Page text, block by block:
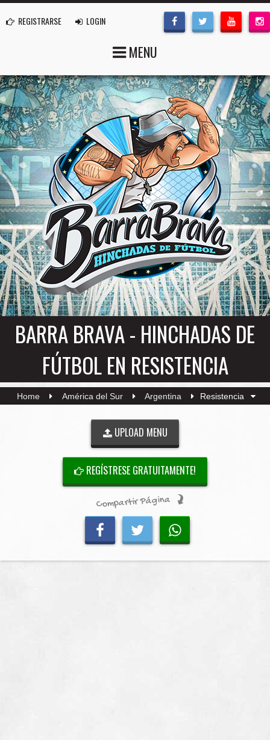
REGISTRARSE LOGIN
MENU
BARRA BRAVA - HINCHADAS DE
FÚTBOL EN RESISTENCIA
Home América del Sur Argentina Resistencia
UPLOAD MENU
REGÍSTRESE GRATUITAMENTE!
Compartir Página